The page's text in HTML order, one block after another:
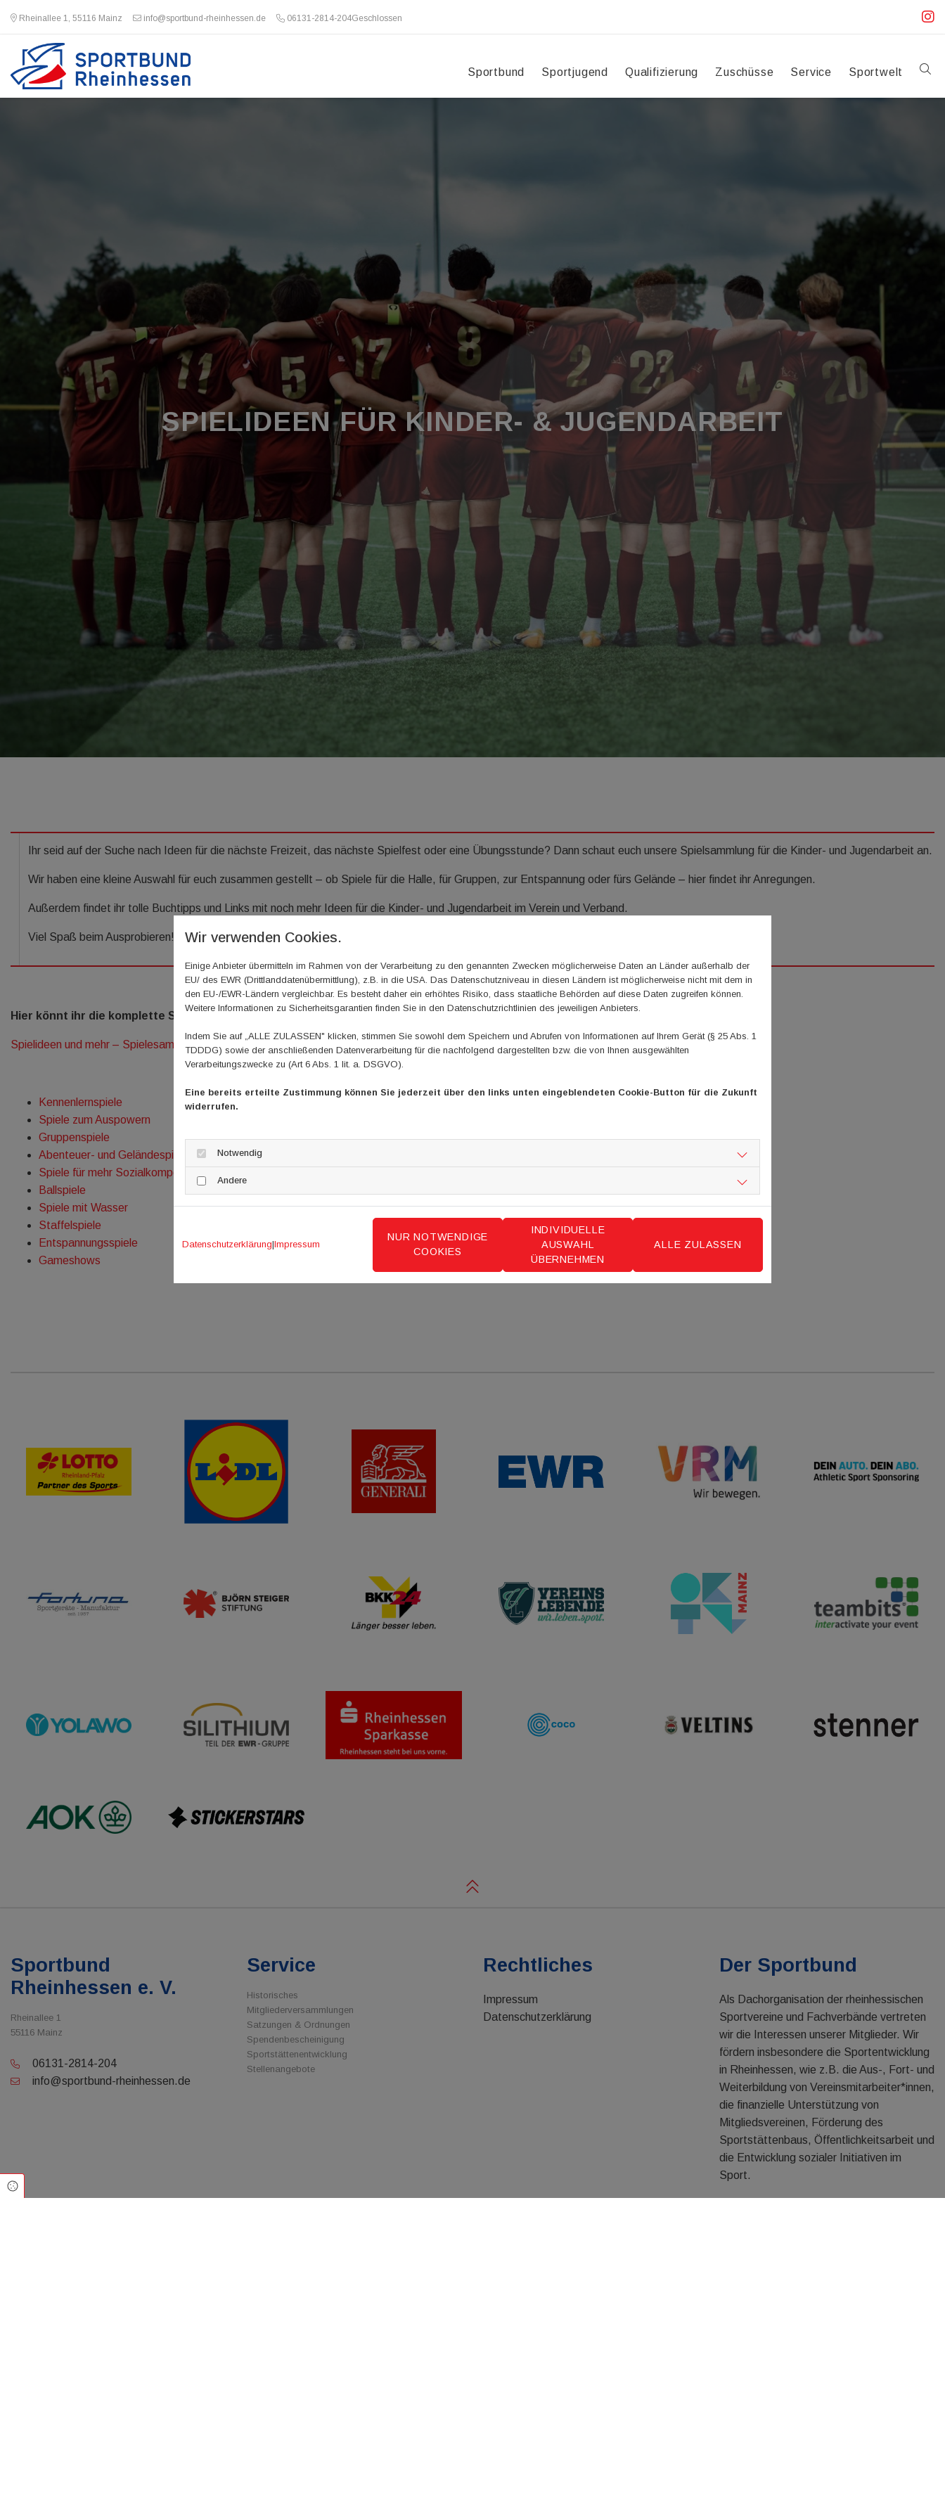
Rheinallee 1, 55116 Mainz info@sportbund-rheinhessen.de 06131-2814-204Geschlossen
Sportbund Sportjugend Qualifizierung Zuschüsse Service Sportwelt
SPIELIDEEN FÜR KINDER- & JUGENDARBEIT
Ihr seid auf der Suche nach Ideen für die nächste Freizeit, das nächste Spielfest oder eine Übungsstunde? Dann schaut euch unsere Spielsammlung für die Kinder- und Jugendarbeit an.
Wir haben eine kleine Auswahl für euch zusammen gestellt – ob Spiele für die Halle, für Gruppen, zur Entspannung oder fürs Gelände – hier findet ihr Anregungen.
Außerdem findet ihr tolle Buchtipps und Links mit noch mehr Ideen für die Kinder- und Jugendarbeit im Verein und Verband.
Viel Spaß beim Ausprobieren!
Hier könnt ihr die komplette Spielesammlung herunterladen oder nur einzelne Kapitel die euch interessieren:
Spielideen und mehr – Spielesammlung komplett
Kennenlernspiele
Spiele zum Auspowern
Gruppenspiele
Abenteuer- und Geländespiele
Spiele für mehr Sozialkompetenz
Ballspiele
Spiele mit Wasser
Staffelspiele
Entspannungsspiele
Gameshows
Sportbund
Rheinhessen e. V.
Rheinallee 1
55116 Mainz
06131-2814-204
info@sportbund-rheinhessen.de
Service
Historisches
Mitgliederversammlungen
Satzungen & Ordnungen
Spendenbescheinigung
Sportstättenentwicklung
Stellenangebote
Rechtliches
Impressum
Datenschutzerklärung
Der Sportbund
Als Dachorganisation der rheinhessischen
Sportvereine und Fachverbände vertreten
wir die Interessen unserer Mitglieder. Wir
fördern insbesondere die Sportentwicklung
in Rheinhessen, wie z.B. die Aus-, Fort- und
Weiterbildung von Vereinsmitarbeiter*innen,
die finanzielle Unterstützung von
Mitgliedsvereinen, Förderung des
Sportstättenbaus, Öffentlichkeitsarbeit und
die Entwicklung sozialer Initiativen im
Sport.
Wir verwenden Cookies.
Einige Anbieter übermitteln im Rahmen von der Verarbeitung zu den genannten Zwecken möglicherweise Daten an Länder außerhalb der
EU/ des EWR (Drittlanddatenübermittlung), z.B. in die USA. Das Datenschutzniveau in diesen Ländern ist möglicherweise nicht mit dem in
den EU-/EWR-Ländern vergleichbar. Es besteht daher ein erhöhtes Risiko, dass staatliche Behörden auf diese Daten zugreifen können.
Weitere Informationen zu Sicherheitsgarantien finden Sie in den Datenschutzrichtlinien des jeweiligen Anbieters.
Indem Sie auf „ALLE ZULASSEN" klicken, stimmen Sie sowohl dem Speichern und Abrufen von Informationen auf Ihrem Gerät (§ 25 Abs. 1
TDDDG) sowie der anschließenden Datenverarbeitung für die nachfolgend dargestellten bzw. die von Ihnen ausgewählten
Verarbeitungszwecke zu (Art 6 Abs. 1 lit. a. DSGVO).
Eine bereits erteilte Zustimmung können Sie jederzeit über den links unten eingeblendeten Cookie-Button für die Zukunft
widerrufen.
Notwendig
Andere
Datenschutzerklärung|Impressum
NUR NOTWENDIGE
COOKIES
INDIVIDUELLE
AUSWAHL
ÜBERNEHMEN
ALLE ZULASSEN